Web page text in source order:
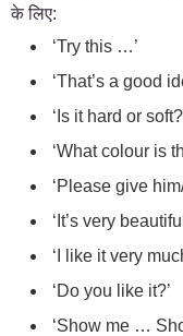
के लिए:
‘Try this …’
‘That’s a good
‘Is it hard or
‘What colour is
‘Please give
‘It’s very
‘I like it very
‘Do you like it?’
‘Show me …